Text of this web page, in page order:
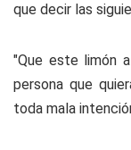
que decir las
"Que este limón
persona que
toda mala